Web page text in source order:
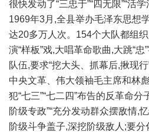
很快发动了“三忠于”“四无限”“活
1969年3月,全县举办毛泽东思想
达20多万人次。154个大队都组
演“样板”戏,大唱革命歌曲,大跳“
队伍,要求“挖大头、抓幕后,揪现行
中央文革、伟大领袖毛主席和林
犯“七三”“七二四”布告的反革命
阶级专政”“充分发动群众摆敌情,
阶级斗争盖子,深挖阶级敌人;要